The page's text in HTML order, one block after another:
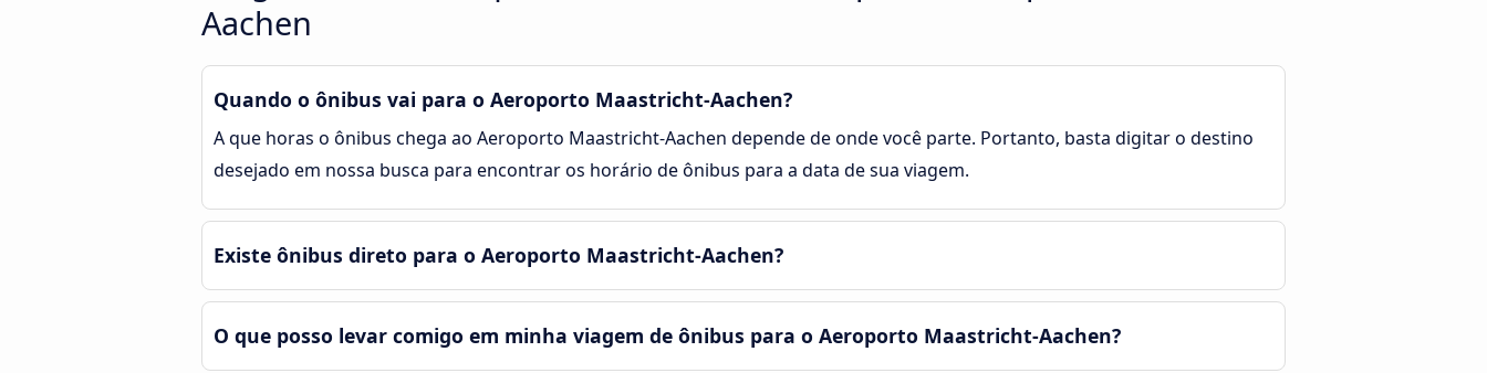
Aachen
Quando o ônibus vai para o Aeroporto Maastricht-Aachen?
A que horas o ônibus chega ao Aeroporto Maastricht-Aachen depende de onde você parte. Portanto, basta digitar o destino
desejado em nossa busca para encontrar os horário de ônibus para a data de sua viagem.
Existe ônibus direto para o Aeroporto Maastricht-Aachen?
O que posso levar comigo em minha viagem de ônibus para o Aeroporto Maastricht-Aachen?